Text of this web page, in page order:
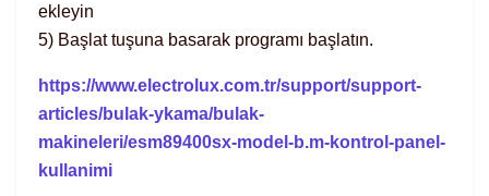
ekleyin
5) Başlat tuşuna basarak programı başlatın.
https://www.electrolux.com.tr/support/support-
articles/bulak-ykama/bulak-
makineleri/esm89400sx-model-b.m-kontrol-panel-
kullanimi